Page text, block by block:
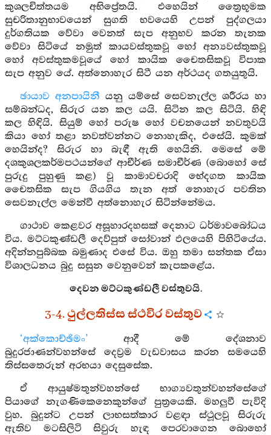
කුශලචිත්තයම අභිප්‍රේතයි. එහෙයින් ත්‍රෛභූමක
සුචරිතානුභාවයෙන් සුගති භවයෙහි උපන් පුද්ගලයා
දුර්ගතියක වේවා වෙනත් සැප අනුභව කරන තැනක
වේවා සිටියේ නමුත් කායවස්තුකවූ හෝ අන්‍යවස්තුකවූ
හෝ අවස්තුකමවූයේ හෝ කායික චෛතසිකවූ විපාක
සැප අනුව යේ. අත්නොහැර සිටී යන අර්ථයද ගතයුතුයි.
ඡායාව අනපායිනී යනු යම්සේ සෙවනැල්ල ශරීරය හා
සම්බන්ධද, සිරුර යන කල යයි. සිටින කල සිටියි. හිඳි
කල හිඳියි. සියුම් හෝ පරුෂ හෝ වචනයෙන් නවතුවයි
කියා හෝ තළා නවත්වන්නට නොහැකිද, එසේයි. කුමක්
හෙයින්ද? සිරුර හා බැඳී ඇති හෙයිනි. මෙසේ මේ
දශකුශලකර්මපථයන්ගේ ආචීර්ණ සමාචීර්ණ (බොහෝ සේ
පුරුදු පුහුණු කළ) වූ කාමාවචරාදි භේදගත කායික
චෛතසික සැප ගියගිය තැන අත් නොහැර පවතින
සෙවනැල්ල මෙන්වී අත්නොහැර සිටින්නේමය.
ගාථාව කෙළවර අසූහාරදහසක් දෙනාට ධර්මාවබෝධය
විය. මට්ටකුණ්ඩලී දෙව්පුත් සෝවාන් ඵලයෙහි පිහිටියේය.
අදින්නපුබ්බක බමුණාද එසේ විය. ඔහු තමා සන්තක ඒසා
විශාලධනය බුදු සසුන වෙනුවෙන් කැපකළේය.
දෙවන මට්ටකුණ්ඩලී වස්තුවයි.
3-4. ථුල්ලතිස්ස ස්ථවිර වස්තුව
‘අක්කොච්ඡිමං’ආදී මේ දේශනාව
බුදුරජාණන්වහන්සේ දෙව්‍රම වැඩවාසය කරන සමයෙහි
තිස්සතෙරුන් අරභයා දෙසුසේක.
ඒ ආයුෂ්මතුන්වහන්සේ භාග්‍යවතුන්වහන්සේගේ
පියාගේ නැගණිකෙනෙකුන්ගේ පුත්‍රයෙකි. මහලුවී පැවිදි
වුහ. බුදුන්ට උපන් ලාභසත්කාර වළඳා ස්ථූලවූ සිරුරු
ඇතිව මටසිලිටි සිවුරු හැඳ පෙරවාගෙන බොහෝ